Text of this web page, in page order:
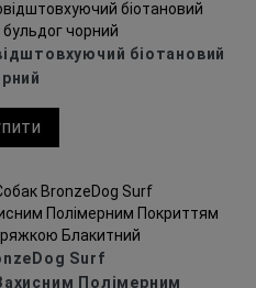
біотановий
Surf
Полімерним